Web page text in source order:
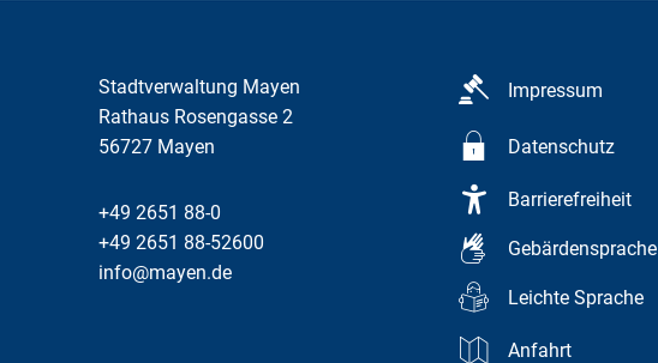
Stadtverwaltung Mayen
Rathaus Rosengasse 2
56727 Mayen
+49 2651 88-0
+49 2651 88-52600
info@mayen.de
Impressum
Datenschutz
Barrierefreiheit
Gebärdensprache
Leichte Sprache
Anfahrt